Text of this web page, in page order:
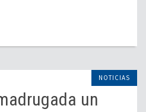
NOTICIAS
un